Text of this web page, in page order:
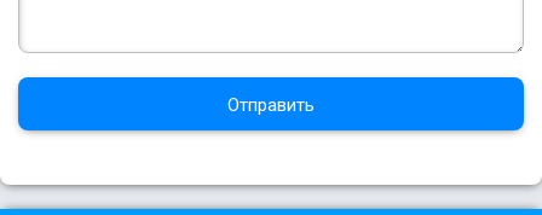
Отправить